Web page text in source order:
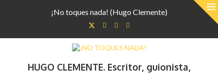
¡No toques nada! (Hugo Clemente)
HUGO CLEMENTE. Escritor, guionista,